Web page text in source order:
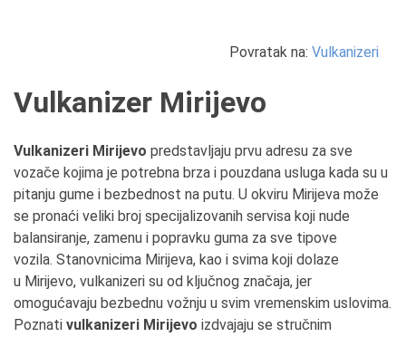
Povratak na: Vulkanizeri
Vulkanizer Mirijevo
Vulkanizeri Mirijevo predstavljaju prvu adresu za sve
vozače kojima je potrebna brza i pouzdana usluga kada su u
pitanju gume i bezbednost na putu. U okviru Mirijeva može
se pronaći veliki broj specijalizovanih servisa koji nude
balansiranje, zamenu i popravku guma za sve tipove
vozila. Stanovnicima Mirijeva, kao i svima koji dolaze
u Mirijevo, vulkanizeri su od ključnog značaja, jer
omogućavaju bezbednu vožnju u svim vremenskim uslovima.
Poznati vulkanizeri Mirijevo izdvajaju se stručnim